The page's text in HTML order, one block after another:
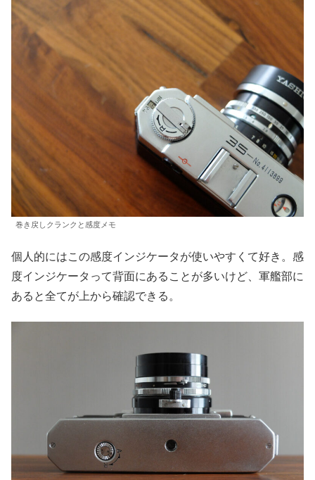
巻き戻しクランクと感度メモ
個人的にはこの感度インジケータが使いやすくて好き。感
度インジケータって背面にあることが多いけど、軍艦部に
あると全てが上から確認できる。